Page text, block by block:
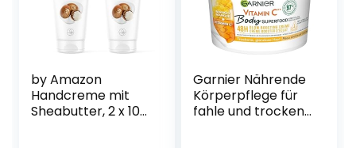
by Amazon
Handcreme mit
Sheabutter, 2 x 100
Garnier Nährende
Körperpflege für
fahle und trockene